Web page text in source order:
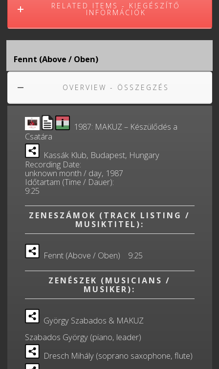
RELATED ITEMS - KIEGÉSZÍTŐ
INFORMÁCIÓK
Fennt (Above / Oben)
OVERVIEW - ÖSSZEGZÉS
1987: MAKUZ – Készülődés a
Csatára
Kassák Klub, Budapest, Hungary
Recording Date:
unknown month / day, 1987
Időtartam (Time / Dauer):
9:25
ZENESZÁMOK (TRACK LISTING /
MUSIKTITEL):
Fennt (Above / Oben) 9:25
ZENÉSZEK (MUSICIANS /
MUSIKER):
György Szabados & MAKUZ
Szabados György (piano, leader)
Dresch Mihály (soprano saxophone, flute)